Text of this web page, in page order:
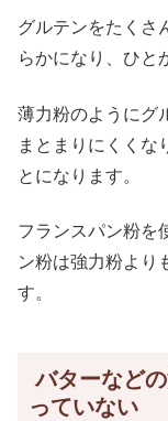
グルテンをたくさ
らかになり、ひと
薄力粉のようにグ
まとまりにくくな
とになります。
フランスパン粉を
ン粉は強力粉より
す。
バターなど
っていない